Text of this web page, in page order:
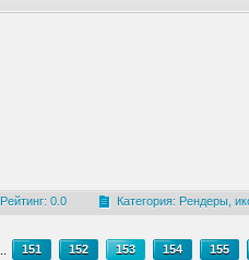
Рейтинг: 0.0 Категория: Рендеры,
151 152 153 154 155